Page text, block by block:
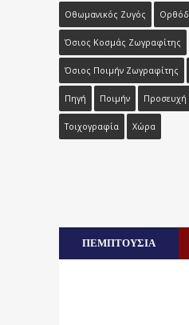
Οθωμανικός Ζυγός
Όσιος Κοσμάς Ζωγραφίτης
Όσιος Ποιμήν Ζωγραφίτης
Πηγή Ποιμήν Προσευχή
Τοιχογραφία Χώρα
ΠΕΜΠΤΟΥΣΙΑ